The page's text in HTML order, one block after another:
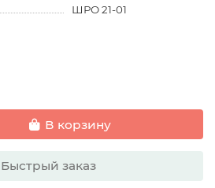
ШРО 21-01
В корзину
Быстрый заказ